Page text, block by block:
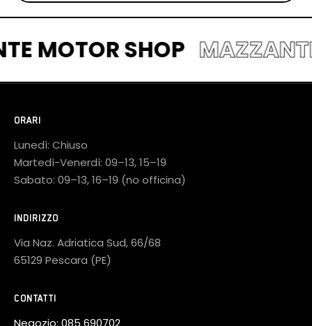
MOTOR SHOP
ORARI
Lunedì: Chiuso
Martedì-Venerdì: 09–13, 15–19
Sabato: 09–13, 16–19 (no officina)
INDIRIZZO
Via Naz. Adriatica Sud, 66/68
65129 Pescara (PE)
CONTATTI
Negozio: 085 690702